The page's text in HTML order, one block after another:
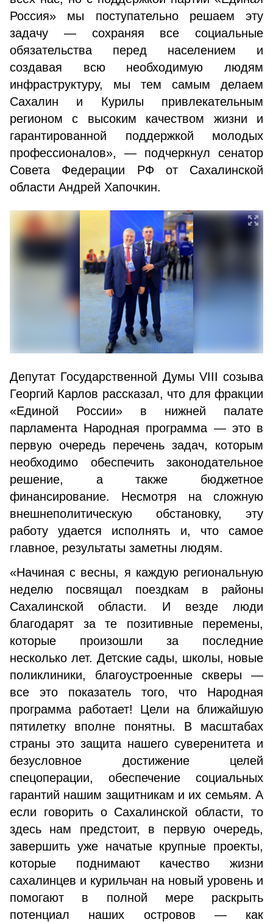
Россия» мы поступательно решаем эту
задачу — сохраняя все социальные
обязательства перед населением и
создавая всю необходимую людям
инфраструктуру, мы тем самым делаем
Сахалин и Курилы привлекательным
регионом с высоким качеством жизни и
гарантированной поддержкой молодых
профессионалов», — подчеркнул сенатор
Совета Федерации РФ от Сахалинской
области Андрей Хапочкин.
Депутат Государственной Думы VIII созыва
Георгий Карлов рассказал, что для фракции
«Единой России» в нижней палате
парламента Народная программа — это в
первую очередь перечень задач, которым
необходимо обеспечить законодательное
решение, а также бюджетное
финансирование. Несмотря на сложную
внешнеполитическую обстановку, эту
работу удается исполнять и, что самое
главное, результаты заметны людям.
«Начиная с весны, я каждую региональную
неделю посвящал поездкам в районы
Сахалинской области. И везде люди
благодарят за те позитивные перемены,
которые произошли за последние
несколько лет. Детские сады, школы, новые
поликлиники, благоустроенные скверы —
все это показатель того, что Народная
программа работает! Цели на ближайшую
пятилетку вполне понятны. В масштабах
страны это защита нашего суверенитета и
безусловное достижение целей
спецоперации, обеспечение социальных
гарантий нашим защитникам и их семьям. А
если говорить о Сахалинской области, то
здесь нам предстоит, в первую очередь,
завершить уже начатые крупные проекты,
которые поднимают качество жизни
сахалинцев и курильчан на новый уровень и
помогают в полной мере раскрыть
потенциал наших островов — как